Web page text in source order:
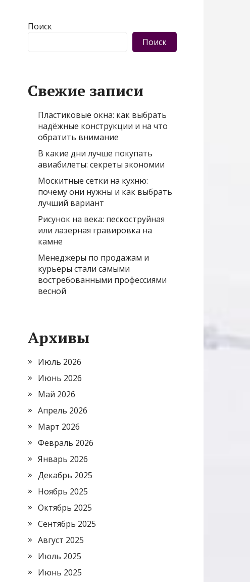
Поиск
Поиск
Свежие записи
Пластиковые окна: как выбрать
надёжные конструкции и на что
обратить внимание
В какие дни лучше покупать
авиабилеты: секреты экономии
Москитные сетки на кухню:
почему они нужны и как выбрать
лучший вариант
Рисунок на века: пескоструйная
или лазерная гравировка на
камне
Менеджеры по продажам и
курьеры стали самыми
востребованными профессиями
весной
Архивы
Июль 2026
Июнь 2026
Май 2026
Апрель 2026
Март 2026
Февраль 2026
Январь 2026
Декабрь 2025
Ноябрь 2025
Октябрь 2025
Сентябрь 2025
Август 2025
Июль 2025
Июнь 2025